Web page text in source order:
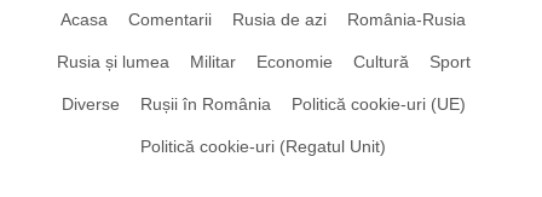
Acasa Comentarii Rusia de azi România-Rusia
Rusia și lumea Militar Economie Cultură Sport
Diverse Rușii în România Politică cookie-uri (UE)
Politică cookie-uri (Regatul Unit)